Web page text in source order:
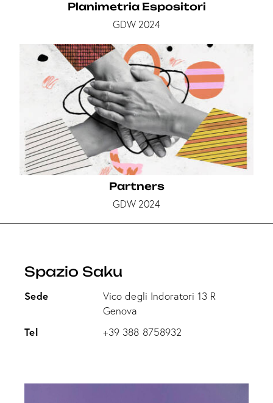
Planimetria Espositori
GDW 2024
Partners
GDW 2024
Spazio Saku
Sede
Vico degli Indoratori 13 R
Genova
Tel +39 388 8758932